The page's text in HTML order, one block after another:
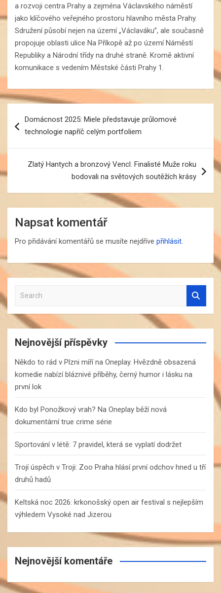
a rozvoji centra Prahy a zejména Václavského náměstí
jako klíčového veřejného prostoru hlavního města Prahy.
Sdružení působí nejen na území „Václaváku”, ale současně
propojuje oblasti ulice Na Příkopě až po území Náměstí
Republiky a Národní třídy na druhé straně. Kromě aktivní
komunikace s vedením Městské části Prahy 1.
proDomácnost 2025: Miele představuje průlomové
technologie napříč celým portfoliem
Zlatý Hantych a bronzový Vencl. Finalisté Muže roku
bodovali na světových soutěžích krásy
Napsat komentář
Pro přidávání komentářů se musíte nejdříve přihlásit.
a
r
c
Nejnovější příspěvky
Někdo to rád v Plzni míří na Oneplay. Hvězdně obsazená
komedie nabízí bláznivé příběhy, černý humor i lásku na
první lok
Kdo byl Ponožkový vrah? Na Oneplay běží nová
dokumentární true crime série
Sportování v létě: 7 pravidel, která se vyplatí dodržet
Trojí úspěch v Troji: Zoo Praha hlásí první odchov hned u tří
druhů hadů
Keltská noc 2026: krkonošský open air festival s nejlepším
výhledem Vysoké nad Jizerou
Nejnovější komentáře